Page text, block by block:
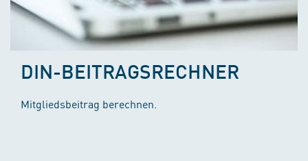
DIN-BEITRAGSRECHNER
Mitgliedsbeitrag berechnen.